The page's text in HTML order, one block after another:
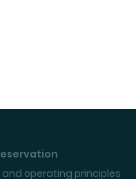
and operating principles